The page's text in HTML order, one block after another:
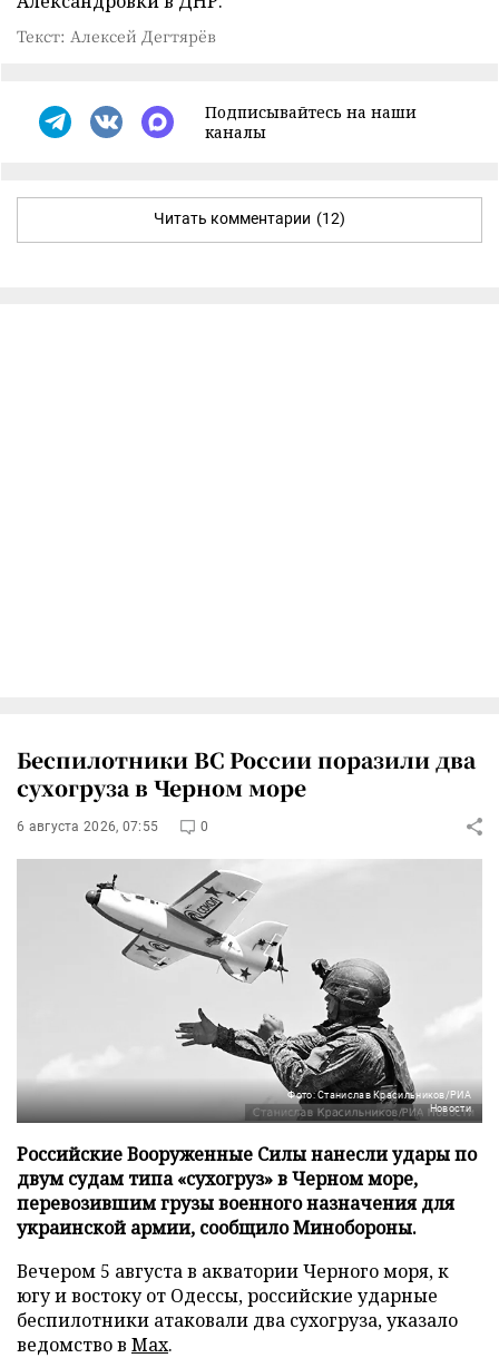
Текст: Алексей Дегтярёв
Подписывайтесь на наши
каналы
Читать комментарии (12)
Беспилотники ВС России поразили два
сухогруза в Черном море
6 августа 2026, 07:55 0
Фото: Станислав Красильников/РИА
Новости
Российские Вооруженные Силы нанесли удары по
двум судам типа «сухогруз» в Черном море,
перевозившим грузы военного назначения для
украинской армии, сообщило Минобороны.
Вечером 5 августа в акватории Черного моря, к
югу и востоку от Одессы, российские ударные
беспилотники атаковали два сухогруза, указало
ведомство в Max.